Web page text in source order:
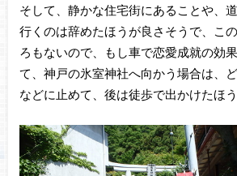
そして、静かな住宅街にあることや、
行くのは辞めたほうが良さそうで、こ
ろもないので、もし車で恋愛成就の効
て、神戸の氷室神社へ向かう場合は、
などに止めて、後は徒歩で出かけたほ